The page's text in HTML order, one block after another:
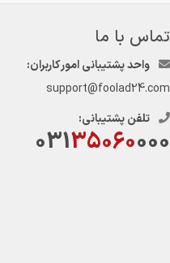
تماس با ما
واحد پشتیبانی امور کاربران:
support@foolad24.com
تلفن پشتیبانی:
03135060000